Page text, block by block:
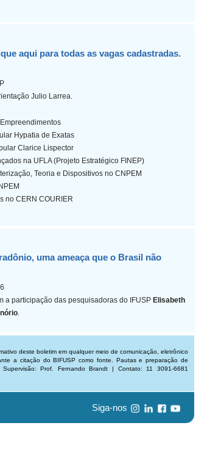
aqui para todas as vagas cadastradas.
Julio Larrea.
Hypatia de Exatas
Clarice Lispector
na UFLA (Projeto Estratégico FINEP)
Teoria e Dispositivos no CNPEM
no CERN COURIER
uma ameaça que o Brasil não
a participação das pesquisadoras do IFUSP Elisabeth
.
deste boletim em qualquer meio de comunicação, eletrônico
a citação do BIFUSP como fonte. Pautas e preparação de
Prof. Fernando Brandt | Contato: 11 3091-6681
Siga-nos